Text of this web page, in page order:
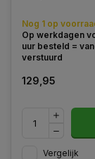
kleuren.
Nog 1 op
Op werkdagen
uur besteld =
verstuurd
129,95
Vergelijk